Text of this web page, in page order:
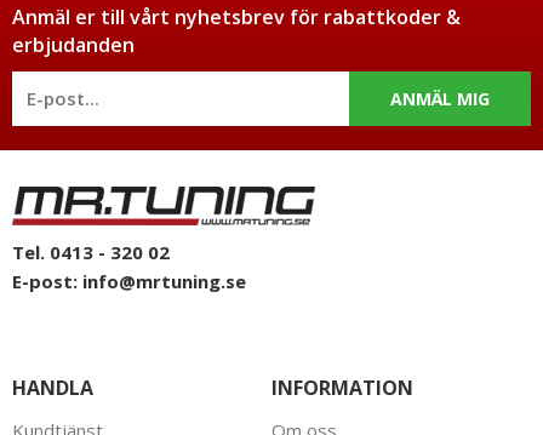
Anmäl er till vårt nyhetsbrev för rabattkoder &
erbjudanden
ANMÄL MIG
Tel. 0413 - 320 02
E-post: info@mrtuning.se
HANDLA
Kundtjänst
INFORMATION
Om oss